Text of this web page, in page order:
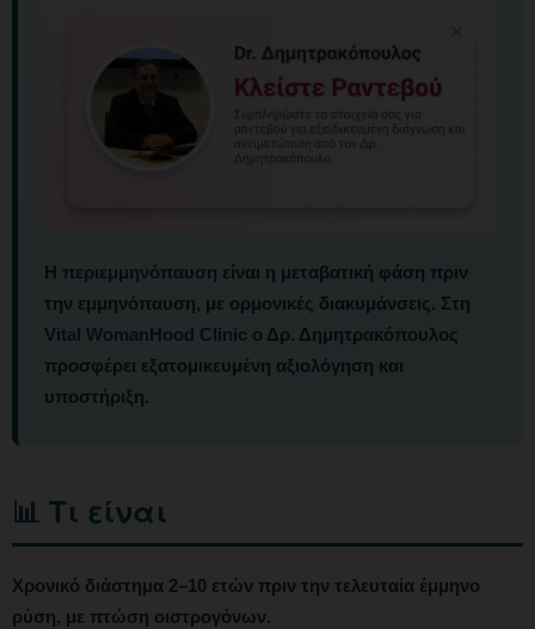
Η περιεμμηνόπαυση είναι η μεταβατική φάση πριν
την εμμηνόπαυση, με ορμονικές διακυμάνσεις. Στη
Vital WomanHood Clinic ο Δρ. Δημητρακόπουλος
προσφέρει εξατομικευμένη αξιολόγηση και
υποστήριξη.
📊 Τι είναι
Χρονικό διάστημα 2–10 ετών πριν την τελευταία έμμηνο
ρύση, με πτώση οιστρογόνων.